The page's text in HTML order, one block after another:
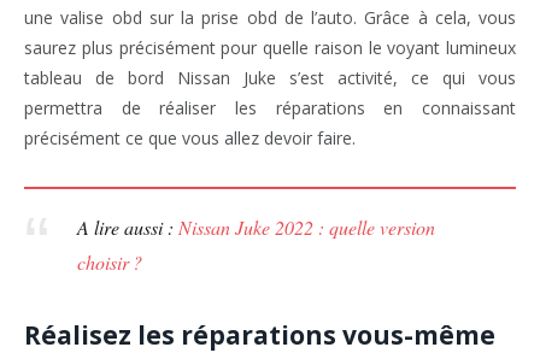
une valise obd sur la prise obd de l’auto. Grâce à cela, vous
saurez plus précisément pour quelle raison le voyant lumineux
tableau de bord Nissan Juke s’est activité, ce qui vous
permettra de réaliser les réparations en connaissant
précisément ce que vous allez devoir faire.
A lire aussi : Nissan Juke 2022 : quelle version
choisir ?
Réalisez les réparations vous-même